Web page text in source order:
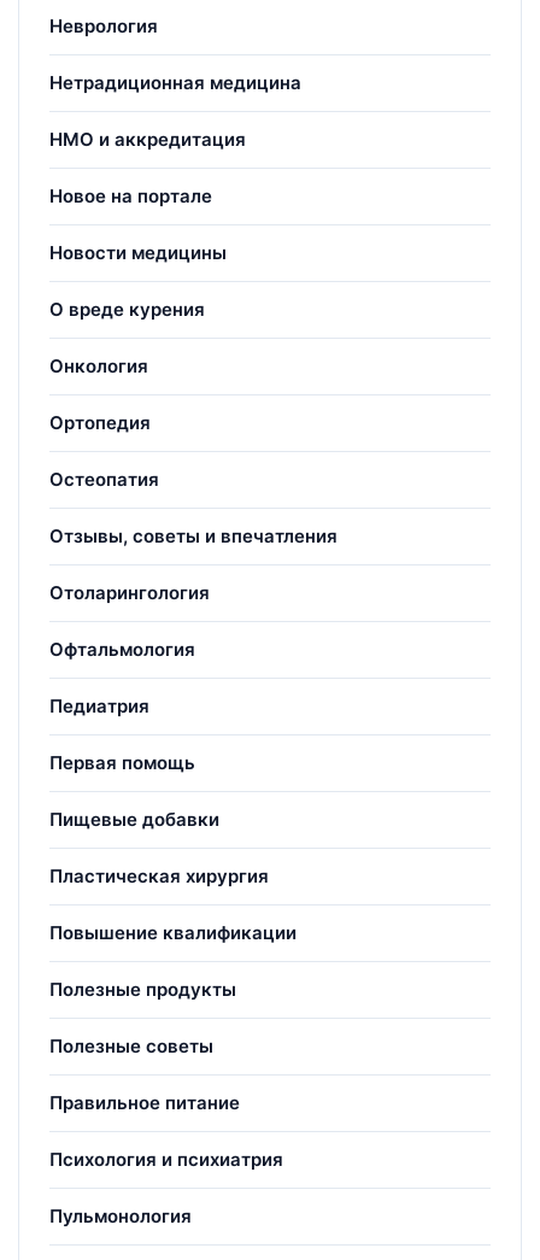
Неврология
Нетрадиционная медицина
НМО и аккредитация
Новое на портале
Новости медицины
О вреде курения
Онкология
Ортопедия
Остеопатия
Отзывы, советы и впечатления
Отоларингология
Офтальмология
Педиатрия
Первая помощь
Пищевые добавки
Пластическая хирургия
Повышение квалификации
Полезные продукты
Полезные советы
Правильное питание
Психология и психиатрия
Пульмонология